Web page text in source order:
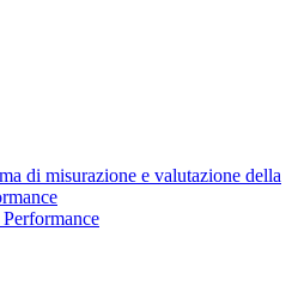
di misurazione e valutazione della